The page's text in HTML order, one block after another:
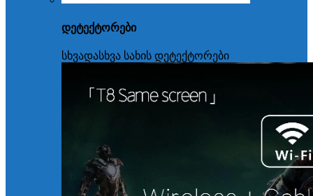
დეტექტორები
სხვადასხვა სახის დეტექტორები